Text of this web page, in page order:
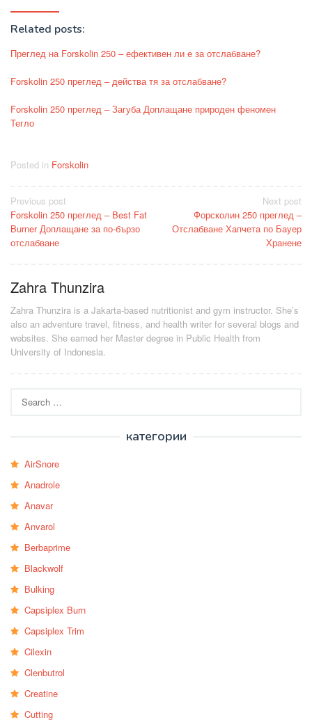
Related posts:
Преглед на Forskolin 250 – ефективен ли е за отслабване?
Forskolin 250 преглед – действа тя за отслабване?
Forskolin 250 преглед – Загуба Доплащане природен феномен
Тегло
Posted in Forskolin
Post
navigation
Previous post
Forskolin 250 преглед – Best Fat
Burner Доплащане за по-бързо
отслабване
Next post
Форсколин 250 преглед –
Отслабване Хапчета по Бауер
Хранене
Zahra Thunzira
Zahra Thunzira is a Jakarta-based nutritionist and gym instructor. She’s
also an adventure travel, fitness, and health writer for several blogs and
websites. She earned her Master degree in Public Health from
University of Indonesia.
for:
категории
AirSnore
Anadrole
Anavar
Anvarol
Berbaprime
Blackwolf
Bulking
Capsiplex Burn
Capsiplex Trim
Cilexin
Clenbutrol
Creatine
Cutting